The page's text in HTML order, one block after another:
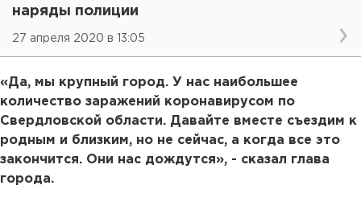
наряды полиции
27 апреля 2020 в 13:05
«Да, мы крупный город. У нас наибольшее
количество заражений коронавирусом по
Свердловской области. Давайте вместе съездим к
родным и близким, но не сейчас, а когда все это
закончится. Они нас дождутся», - сказал глава
города.